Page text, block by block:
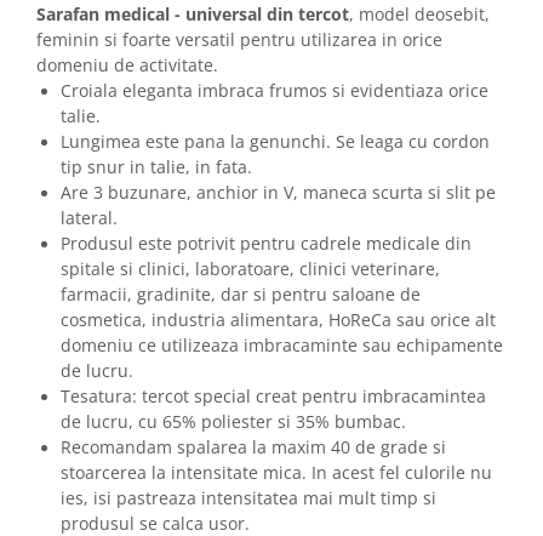
Sarafan medical - universal din tercot, model deosebit,
feminin si foarte versatil pentru utilizarea in orice
domeniu de activitate.
Croiala eleganta imbraca frumos si evidentiaza orice
talie.
Lungimea este pana la genunchi. Se leaga cu cordon
tip snur in talie, in fata.
Are 3 buzunare, anchior in V, maneca scurta si slit pe
lateral.
Produsul este potrivit pentru cadrele medicale din
spitale si clinici, laboratoare, clinici veterinare,
farmacii, gradinite, dar si pentru saloane de
cosmetica, industria alimentara, HoReCa sau orice alt
domeniu ce utilizeaza imbracaminte sau echipamente
de lucru.
Tesatura: tercot special creat pentru imbracamintea
de lucru, cu 65% poliester si 35% bumbac.
Recomandam spalarea la maxim 40 de grade si
stoarcerea la intensitate mica. In acest fel culorile nu
ies, isi pastreaza intensitatea mai mult timp si
produsul se calca usor.